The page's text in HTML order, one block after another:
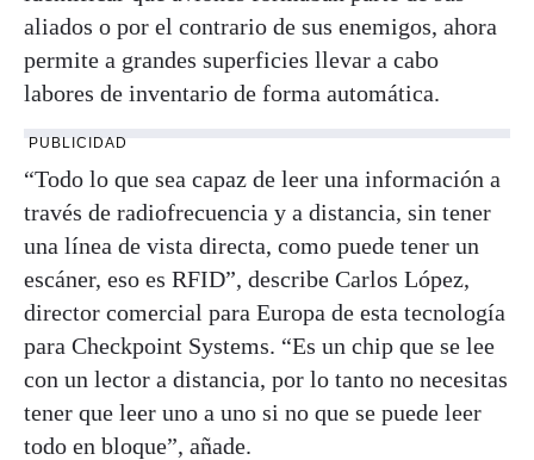
aliados o por el contrario de sus enemigos, ahora
permite a grandes superficies llevar a cabo
labores de inventario de forma automática.
PUBLICIDAD
“Todo lo que sea capaz de leer una información a
través de radiofrecuencia y a distancia, sin tener
una línea de vista directa, como puede tener un
escáner, eso es RFID”, describe Carlos López,
director comercial para Europa de esta tecnología
para Checkpoint Systems. “Es un chip que se lee
con un lector a distancia, por lo tanto no necesitas
tener que leer uno a uno si no que se puede leer
todo en bloque”, añade.